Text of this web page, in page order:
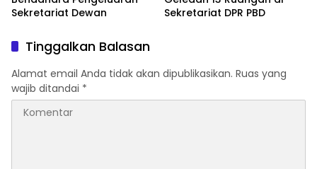
Sekretariat Dewan
Sekretariat DPR PBD
Tinggalkan Balasan
Alamat email Anda tidak akan dipublikasikan. Ruas yang
wajib ditandai *